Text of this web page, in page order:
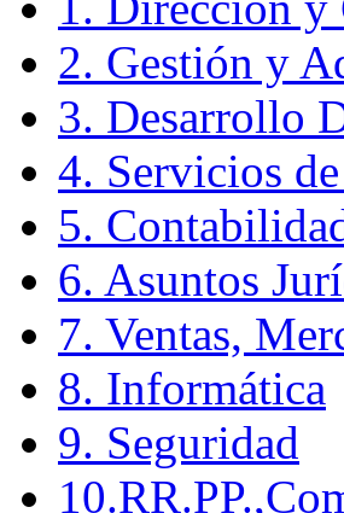
2. Gestión y
3. Desarrollo
4. Servicios
5.
6. Asuntos
7. Ventas,
8. Informática
9. Seguridad